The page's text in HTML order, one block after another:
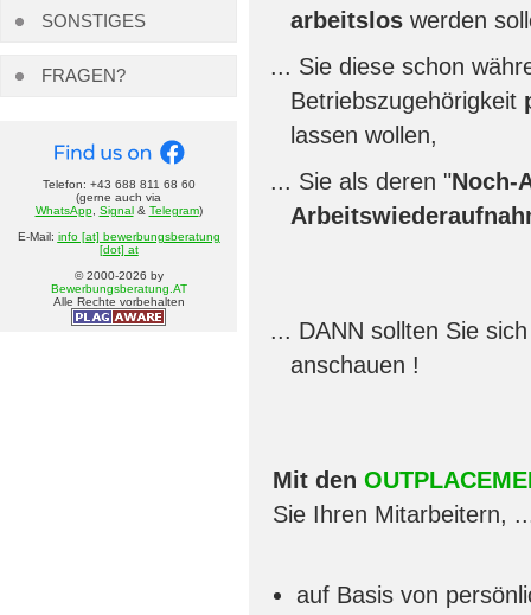
SONSTIGES
FRAGEN?
Telefon: +43 688 811 68 60
(gerne auch via
WhatsApp, Signal& Telegram)
E-Mail: info [at] bewerbungsberatung
[dot] at
© 2000-2026 by
Bewerbungsberatung.AT
Alle Rechte vorbehalten
arbeitslos werden
Sie diese schon
Betriebszugehörigkeit
lassen wollen,
Sie als deren "Noch-
DANN sollten Sie
anschauen !
Mit den
Sie Ihren Mitarbeitern,
auf Basis von